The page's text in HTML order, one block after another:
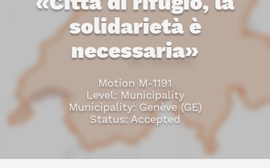
solidarietà è
necessaria»
Motion M-1191
Level: Municipality
Municipality: Genève (GE)
Status: Accepted